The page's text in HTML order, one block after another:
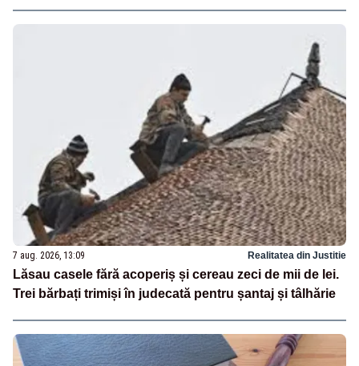
7 aug. 2026, 13:09 Realitatea din Justitie
Lăsau casele fără acoperiș și cereau zeci de mii de lei.
Trei bărbați trimiși în judecată pentru șantaj și tâlhărie